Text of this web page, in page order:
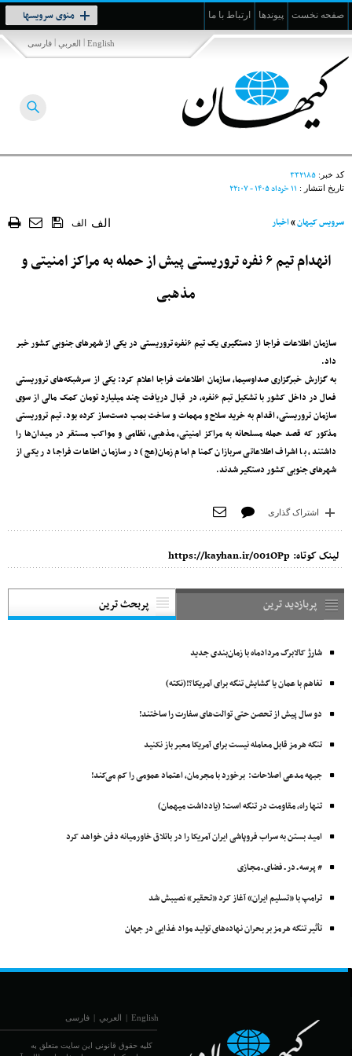
صفحه نخست پیوندها ارتباط با ما منوی سرویسها
Toggle
navigation
فارسی | العربي | English
کد خبر: ۳۳۲۱۸۵
تاریخ انتشار : ۱۱ خرداد ۱۴۰۵ - ۲۲:۰۷
سرویس کیهان»اخبار الف الف
انهدام تیم ۶ نفره تروریستی پیش از حمله به مراکز امنیتی و
مذهبی
سازمان اطلاعات فراجا از دستگیری یک تیم ۶نفره تروریستی در یکی از شهرهای جنوبی کشور خبر
داد.
به گزارش خبرگزاری صداوسیما، سازمان اطلاعات فراجا اعلام کرد: یکی از سرشبکه‌های تروریستی
فعال در داخل کشور با تشکیل تیم ۶نفره، در قبال دریافت چند میلیارد تومان کمک مالی از سوی
سازمان تروریستی، اقدام به خرید سلاح و مهمات و ساخت بمب دست‌ساز کرده بود. تیم تروریستی
مذکور که قصد حمله مسلحانه به مراکز امنیتی، مذهبی، نظامی و مواکب مستقر در میدان‌ها را
داشتند، با اشراف اطلاعاتی سربازان گمنام امام زمان(عج) در سازمان اطاعات فراجا در یکی از
شهر‌های جنوبی کشور دستگیر شدند.
اشتراک گذاری
لینک کوتاه: https://kayhan.ir/001OPp
پربازدید ترین پربحث ترین
شارژ کالابرگ مردادماه با زمان‌بندی جدید
تفاهم با عمان یا گشایش تنگه برای آمریکا؟!(نکته)
دو سال پیش از تحصن حتی توالت‌های سفارت را ساختند!
تنگه هرمز قابل معامله نیست برای آمریکا معبر باز نکنید
جبهه مدعی اصلاحات: برخورد با مجرمان، اعتماد عمومی را کم می‌کند!
تنها راه، مقاومت در تنگه است! (یادداشت میهمان)
امید بستن به سراب فروپاشی ایران آمریکا را در باتلاق خاورمیانه دفن خواهد کرد
# پرسه ـ در ـ فضای ـ مجـازی
ترامپ با «تسلیم ایران» آغاز کرد «تحقیر» نصیبش شد
تأثیر تنگه هرمز بر بحران نهاده‌های تولید مواد غذایی در جهان
English
| العربي | فارسی
کلیه حقوق قانونی این سایت متعلق به